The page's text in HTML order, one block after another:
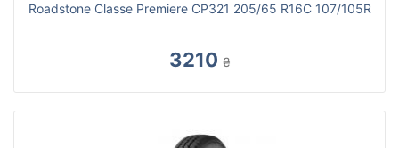
Roadstone Classe Premiere CP321 205/65 R16C 107/105R
3210 ₴